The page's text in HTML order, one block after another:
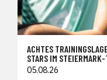
ACHTES
STARS IM
05.08.26